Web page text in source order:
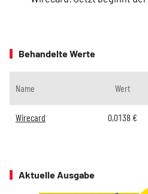
Behandelte Werte
Name Wert
Wirecard 0,0138 €
Aktuelle Ausgabe